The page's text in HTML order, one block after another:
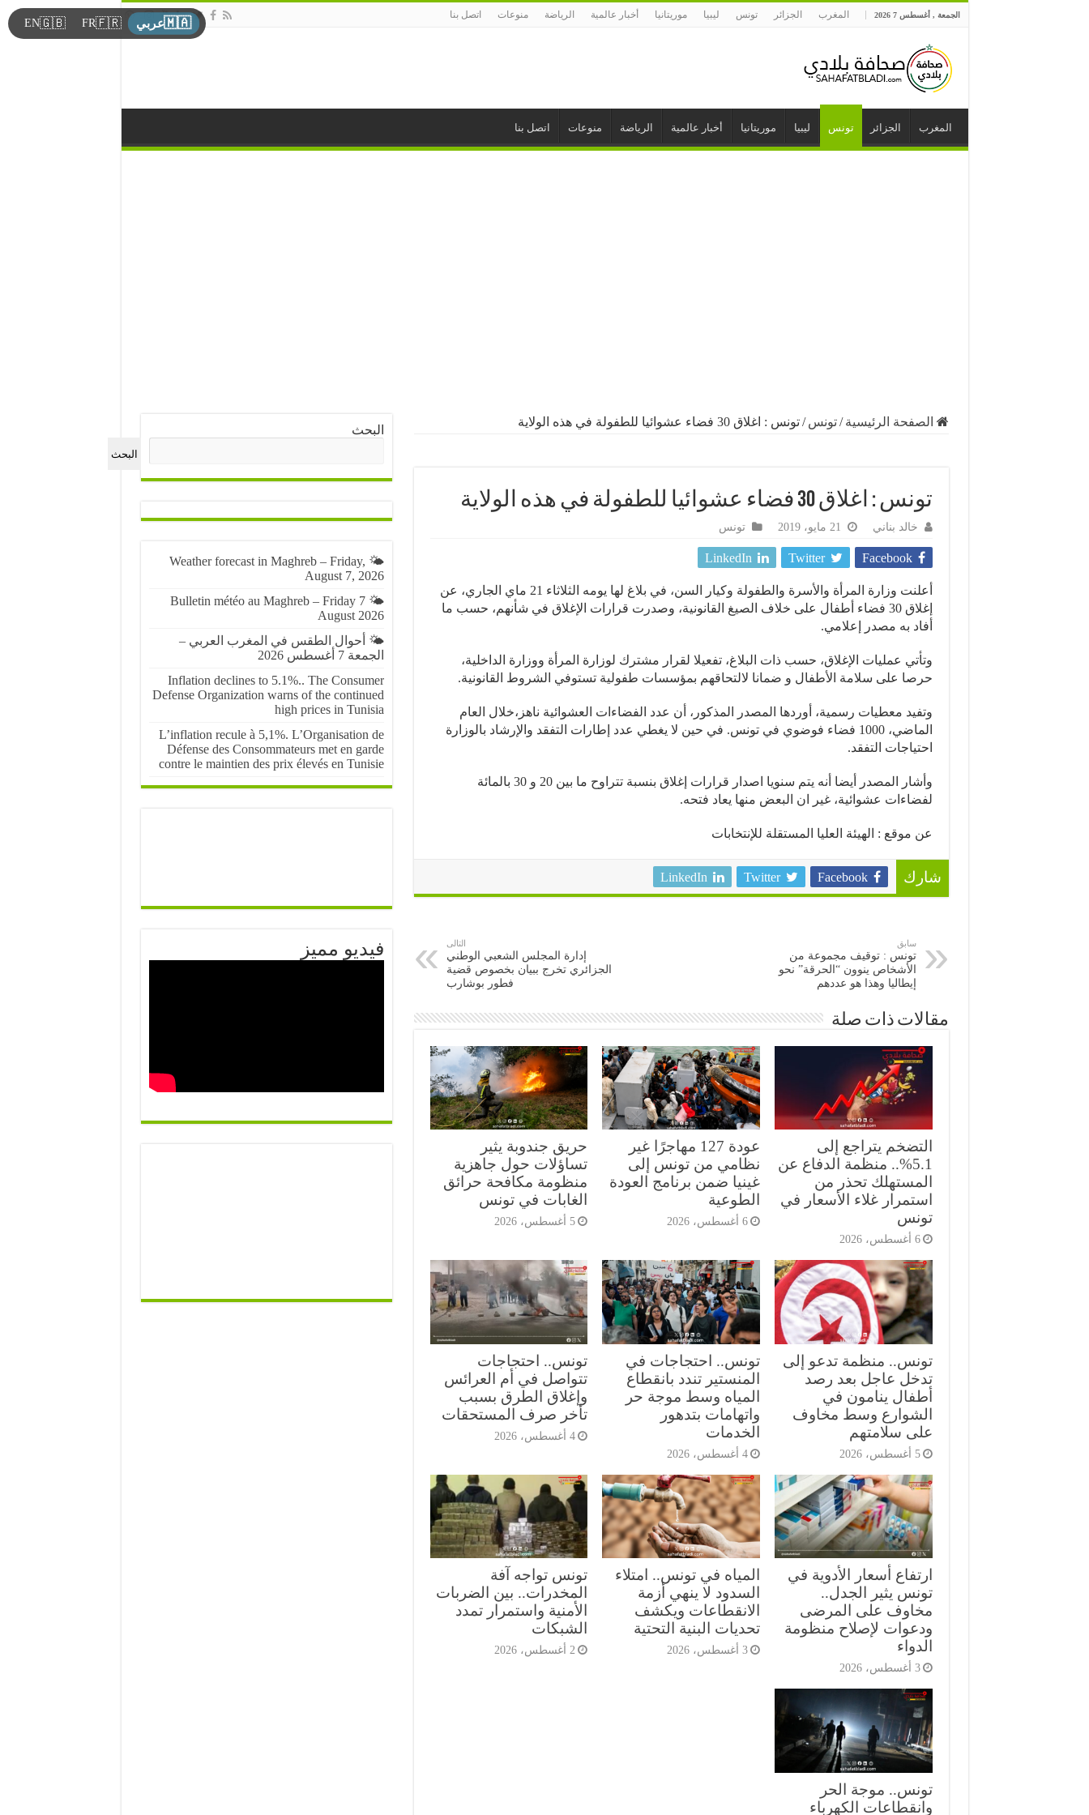
الجمعة , أغسطس 7 2026 المغرب الجزائر تونس ليبيا موريتانيا أخبار عالمية الرياضة منوعات اتصل بنا
المغرب الجزائر تونس ليبيا موريتانيا أخبار عالمية الرياضة منوعات اتصل بنا
الصفحة الرئيسية / تونس / تونس : اغلاق 30 فضاء عشوائيا للطفولة في هذه الولاية
تونس : اغلاق 30 فضاء عشوائيا للطفولة في هذه الولاية
خالد بناني 21 مايو، 2019 تونس
Facebook
Twitter
LinkedIn
أعلنت وزارة المرأة والأسرة والطفولة وكيار السن، في بلاغ لها يومه الثلاثاء 21 ماي الجاري، عن
إغلاق 30 فضاء أطفال على خلاف الصيغ القانونية، وصدرت قرارات الإغلاق في شأنهم، حسب ما
أفاد به مصدر إعلامي.
وتأتي عمليات الإغلاق، حسب ذات البلاغ، تفعيلا لقرار مشترك لوزارة المرأة ووزارة الداخلية،
حرصا على سلامة الأطفال و ضمانا لالتحاقهم بمؤسسات طفولية تستوفي الشروط القانونية.
وتفيد معطيات رسمية، أوردها المصدر المذكور، أن عدد الفضاءات العشوائية ناهز،خلال العام
الماضي، 1000 فضاء فوضوي في تونس. في حين لا يغطي عدد إطارات التفقد والإرشاد بالوزارة
احتياجات التفقد.
وأشار المصدر أيضا أنه يتم سنويا اصدار قرارات إغلاق بنسبة تتراوح ما بين 20 و 30 بالمائة
لفضاءات عشوائية، غير ان البعض منها يعاد فتحه.
عن موقع : الهيئة العليا المستقلة للإنتخابات
شارك Facebook
Twitter
LinkedIn
سابق
تونس : توقيف مجموعة من
الأشخاص ينوون “الحرقة” نحو
إيطاليا وهذا هو عددهم
التالى
إدارة المجلس الشعبي الوطني
الجزائري تخرج ببيان بخصوص قضية
فطور بوشارب
مقالات ذات صلة
التضخم يتراجع إلى
5.1%.. منظمة الدفاع عن
المستهلك تحذر من
استمرار غلاء الأسعار في
تونس
6 أغسطس، 2026
عودة 127 مهاجرًا غير
نظامي من تونس إلى
غينيا ضمن برنامج العودة
الطوعية
6 أغسطس، 2026
حريق جندوبة يثير
تساؤلات حول جاهزية
منظومة مكافحة حرائق
الغابات في تونس
5 أغسطس، 2026
تونس.. منظمة تدعو إلى
تدخل عاجل بعد رصد
أطفال ينامون في
الشوارع وسط مخاوف
على سلامتهم
5 أغسطس، 2026
تونس.. احتجاجات في
المنستير تندد بانقطاع
المياه وسط موجة حر
واتهامات بتدهور
الخدمات
4 أغسطس، 2026
تونس.. احتجاجات
تتواصل في أم العرائس
وإغلاق الطرق بسبب
تأخر صرف المستحقات
4 أغسطس، 2026
ارتفاع أسعار الأدوية في
تونس يثير الجدل..
مخاوف على المرضى
ودعوات لإصلاح منظومة
الدواء
3 أغسطس، 2026
المياه في تونس.. امتلاء
السدود لا ينهي أزمة
الانقطاعات ويكشف
تحديات البنية التحتية
3 أغسطس، 2026
تونس تواجه آفة
المخدرات.. بين الضربات
الأمنية واستمرار تمدد
الشبكات
2 أغسطس، 2026
تونس.. موجة الحر
وانقطاعات الكهرباء
البحث
البحث
🌤️ Weather forecast in Maghreb – Friday,
August 7, 2026
🌤️ Bulletin météo au Maghreb – Friday 7
August 2026
🌤️ أحوال الطقس في المغرب العربي –
الجمعة 7 أغسطس 2026
Inflation declines to 5.1%.. The Consumer
Defense Organization warns of the continued
high prices in Tunisia
L’inflation recule à 5,1%. L’Organisation de
Défense des Consommateurs met en garde
contre le maintien des prix élevés en Tunisie
فيديو مميز
🇲🇦عربي 🇫🇷
FR
🇬🇧
EN